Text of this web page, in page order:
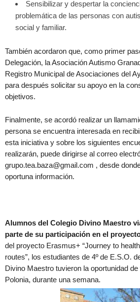
Sensibilizar y despertar la
problemática de las personas con
social y familiar.
También acordaron que, como primer
Delegación, la Asociación Autismo
Registro Municipal de Asociaciones del
para después solicitar su apoyo en la
objetivos.
Finalmente, se acordó realizar un
persona se encuentra interesada en
esta iniciativa y sobre los siguientes
realizarán, puede dirigirse al correo
grupo.tea.baza@gmail.com , desde
oportuna información.
Alumnos del Colegio Divino Maestro
parte de su participación en el
del proyecto Erasmus+ “Journey to
routes”, los estudiantes de 4º de E.S.O.
Divino Maestro tuvieron la oportunidad
Polonia, durante una semana.